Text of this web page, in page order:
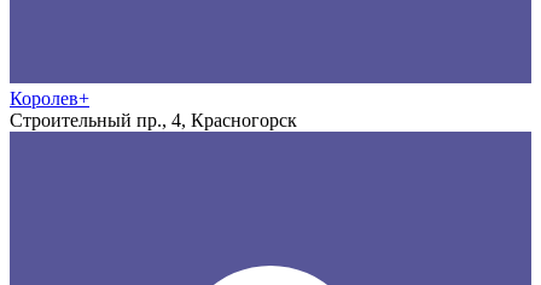
Королев+
Строительный пр., 4, Красногорск